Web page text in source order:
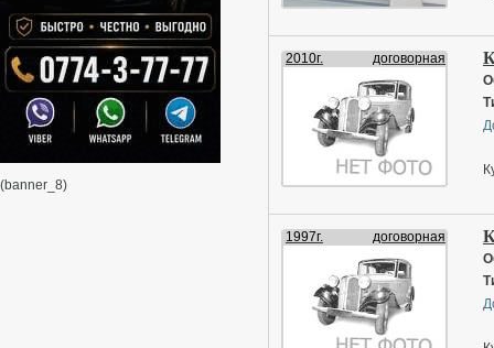
(banner_8)
2010г. договорная
1997г. договорная